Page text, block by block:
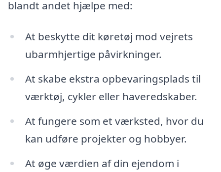
blandt andet hjælpe med:
At beskytte dit køretøj mod vejrets
ubarmhjertige påvirkninger.
At skabe ekstra opbevaringsplads til
værktøj, cykler eller haveredskaber.
At fungere som et værksted, hvor du
kan udføre projekter og hobbyer.
At øge værdien af din ejendom i